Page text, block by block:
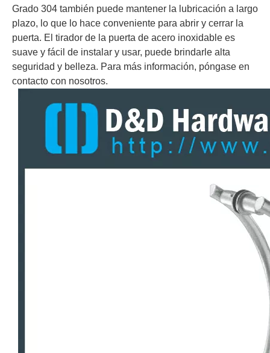
Manija de puerta de un lado acero inoxidable de acero inoxidable manijas de la puerta exterior moderna-ddph020 Manijas de extracción de puerta comercial de un lado Manja de tracción de acero inoxidable para puerta DDDPH019
Grado 304 también puede mantener la lubricación a largo
plazo, lo que lo hace conveniente para abrir y cerrar la
puerta. El tirador de la puerta de acero inoxidable es
suave y fácil de instalar y usar, puede brindarle alta
seguridad y belleza. Para más información, póngase en
contacto con nosotros.